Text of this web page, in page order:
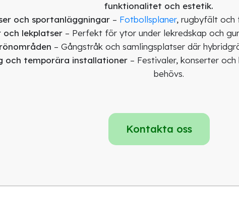
funktionalitet och estetik.
och sportanläggningar– Fotbollsplaner, rugbyfält och
och lekplatser – Perfekt för ytor under lekredskap och
– Gångstråk och samlingsplatser där
och temporära installationer– Festivaler, konserter
behövs.
Kontakta oss